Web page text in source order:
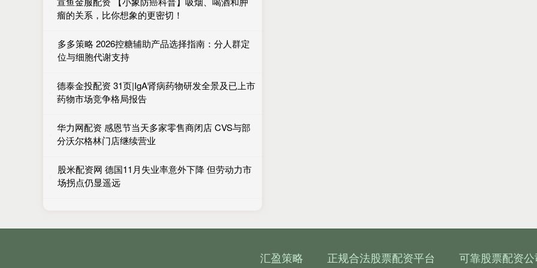
瘤的关系，比你想象的更密切！
多多策略 2026控糖辅助产品选择指南：分人群定
位与细胞代谢支持
德泰金投配资 31页|IgA肾病药物研发全景及已上市
药物市场竞争格局报告
华力网配资 感恩节当天多家零售商闭店 CVS与部
分沃尔格林门店继续营业
股米配资网 德国11月失业率意外下降 但劳动力市
场拐点仍显遥远
汇盈策略 正规合法股票配资平台 可靠股票配资